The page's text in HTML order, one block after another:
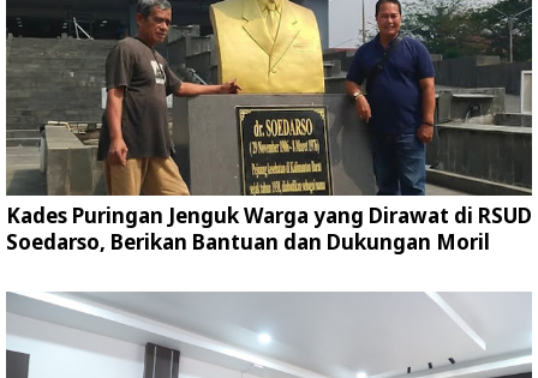
Kades Puringan Jenguk Warga yang Dirawat di RSUD
Soedarso, Berikan Bantuan dan Dukungan Moril